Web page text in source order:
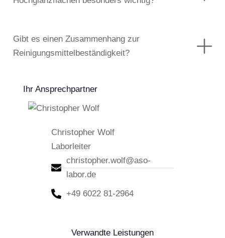
Gibt es einen Zusammenhang zur
Reinigungsmittelbeständigkeit?
Ihr Ansprechpartner
Christopher Wolf
Laborleiter
christopher.wolf@aso-
labor.de
+49 6022 81-2964
Verwandte Leistungen